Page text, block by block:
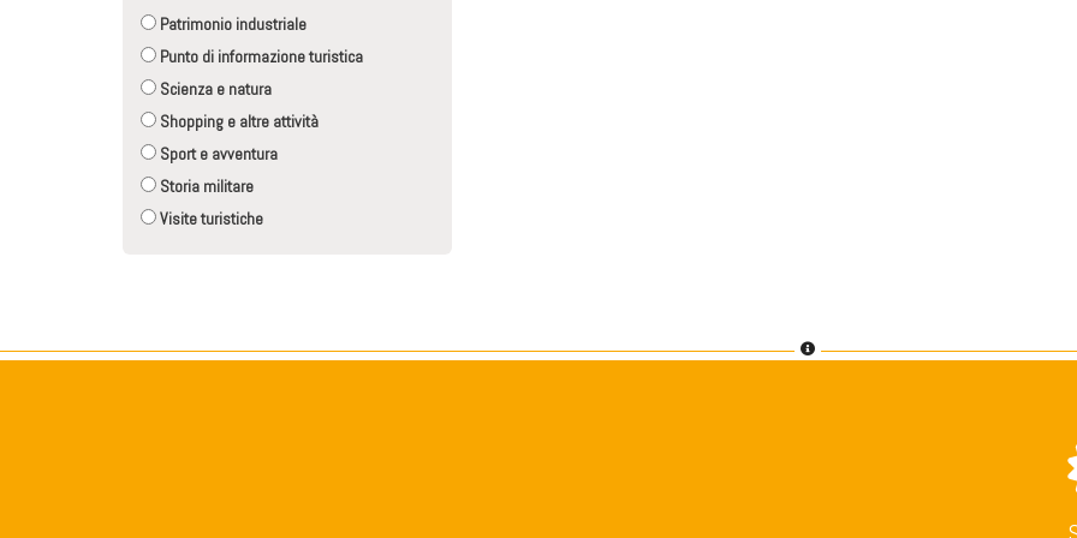
Patrimonio industriale
Punto di informazione turistica
Scienza e natura
Shopping e altre attività
Sport e avventura
Storia militare
Visite turistiche